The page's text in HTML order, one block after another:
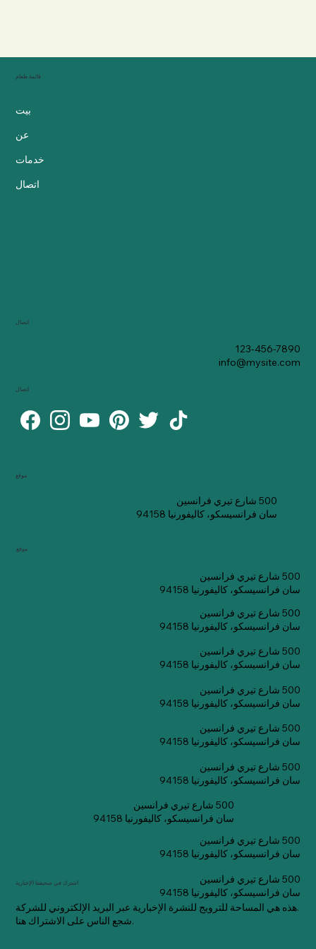
قائمة طعام
بيت
عن
خدمات
اتصال
موقع
500 شارع تيري فرانسين
سان فرانسيسكو، كاليفورنيا 94158
موقع
500 شارع تيري فرانسين
سان فرانسيسكو، كاليفورنيا 94158
500 شارع تيري فرانسين
سان فرانسيسكو، كاليفورنيا 94158
500 شارع تيري فرانسين
سان فرانسيسكو، كاليفورنيا 94158
500 شارع تيري فرانسين
سان فرانسيسكو، كاليفورنيا 94158
500 شارع تيري فرانسين
سان فرانسيسكو، كاليفورنيا 94158
500 شارع تيري فرانسين
سان فرانسيسكو، كاليفورنيا 94158
500 شارع تيري فرانسين
سان فرانسيسكو، كاليفورنيا 94158
500 شارع تيري فرانسين
سان فرانسيسكو، كاليفورنيا 94158
500 شارع تيري فرانسين
سان فرانسيسكو، كاليفورنيا 94158
اتصال
123-456-7890
info@mysite.com
اتصال
اشترك في صحيفتنا الإخبارية
هذه هي المساحة للترويج للنشرة الإخبارية عبر البريد الإلكتروني للشركة.
شجع الناس على الاشتراك هنا.